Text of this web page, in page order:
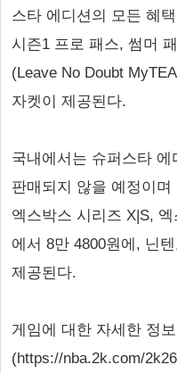
스타 에디션의 모든 혜
시즌1 프로 패스, 썸머
(Leave No Doubt
자켓이 제공된다.
국내에서는 슈퍼스타
판매되지 않을 예정이
엑스박스 시리즈 X|S,
에서 8만 4800원에, 닌
제공된다.
게임에 대한 자세한 정
(https://nba.2k.com/